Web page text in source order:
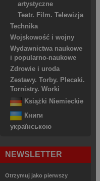
artystyczne
Teatr. Film. Telewizja
Technika
Wojskowość i wojny
Wydawnictwa naukowe
i popularno-naukowe
Zdrowie i uroda
Zestawy. Torby. Plecaki.
Tornistry. Worki
Książki Niemieckie
Книги
українською
NEWSLETTER
Otrzymuj jako pierwszy